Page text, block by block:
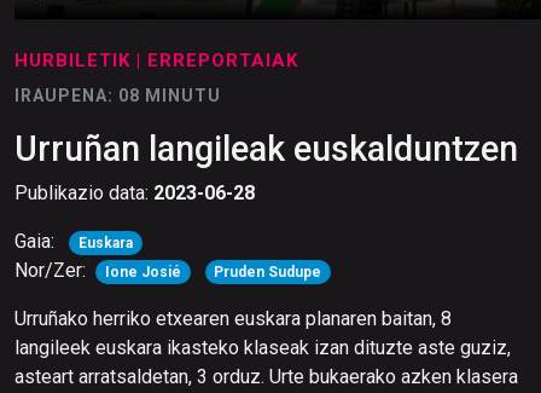
HURBILETIK | ERREPORTAIAK
IRAUPENA: 08 MINUTU
Urruñan langileak euskalduntzen
Publikazio data: 2023-06-28
Gaia: Euskara
Nor/Zer: Ione Josié Pruden Sudupe
Urruñako herriko etxearen euskara planaren baitan, 8
langileek euskara ikasteko klaseak izan dituzte aste guziz,
asteart arratsaldetan, 3 orduz. Urte bukaerako azken klasera